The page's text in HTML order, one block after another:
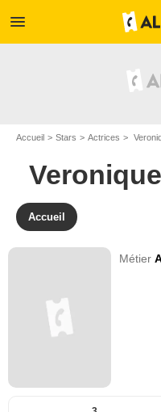
menu
Accueil Stars Actrices
Accueil
Métier